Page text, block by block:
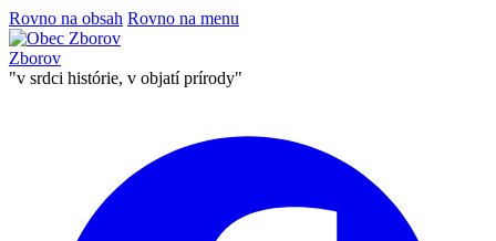
Rovno na obsah Rovno na menu
Zborov
"v srdci histórie, v objatí prírody"